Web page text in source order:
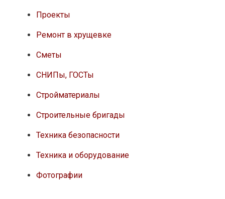
Проекты
Ремонт в хрущевке
Сметы
СНИПы, ГОСТы
Стройматериалы
Строительные бригады
Техника безопасности
Техника и оборудование
Фотографии